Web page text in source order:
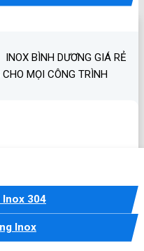
Inox 304
Inox
INOX BÌNH DƯƠNG GIÁ RẺ
MỌI CÔNG TRÌNH